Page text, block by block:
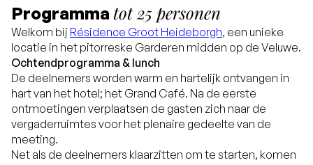
Programma tot 25 personen
Welkom bij Résidence Groot Heideborgh, een unieke
locatie in het pitorreske Garderen midden op de Veluwe.
Ochtendprogramma & lunch
De deelnemers worden warm en hartelijk ontvangen in
hart van het hotel; het Grand Café. Na de eerste
ontmoetingen verplaatsen de gasten zich naar de
vergaderruimtes voor het plenaire gedeelte van de
meeting.
Net als de deelnemers klaarzitten om te starten, komen